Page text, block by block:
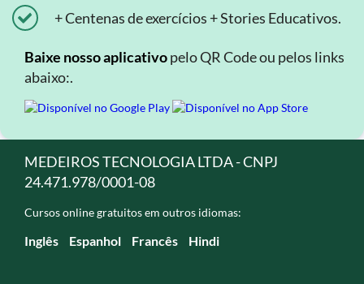
+ Centenas de exercícios + Stories Educativos.
Baixe nosso aplicativopelo QR Code ou pelos links
abaixo:.
MEDEIROS TECNOLOGIA LTDA - CNPJ
24.471.978/0001-08
Cursos online gratuitos em outros idiomas:
Inglês Espanhol Francês Hindi